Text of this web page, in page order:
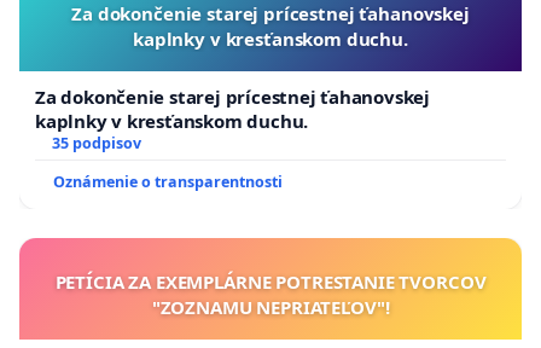
Za dokončenie starej prícestnej ťahanovskej
kaplnky v kresťanskom duchu.
Za dokončenie starej prícestnej ťahanovskej
kaplnky v kresťanskom duchu.
35 podpisov
Oznámenie o transparentnosti
PETÍCIA ZA EXEMPLÁRNE POTRESTANIE TVORCOV
"ZOZNAMU NEPRIATEĽOV"!